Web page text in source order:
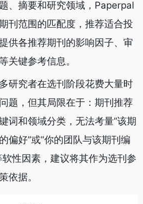
、摘要和研究领域，Paperpal
刊范围的匹配度，推荐适合投
供各推荐期刊的影响因子、审
关键参考信息。
研究者在选刊阶段花费大量时
题，但其局限在于：期刊推荐
词和领域分类，无法考量”该期
偏好”或”你的团队与该期刊编
性因素，建议将其作为选刊参
依据。